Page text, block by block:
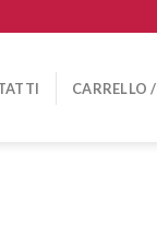
CARRELLO /